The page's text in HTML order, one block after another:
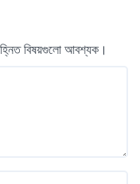
বিষয়গুলো আবশ্যক।